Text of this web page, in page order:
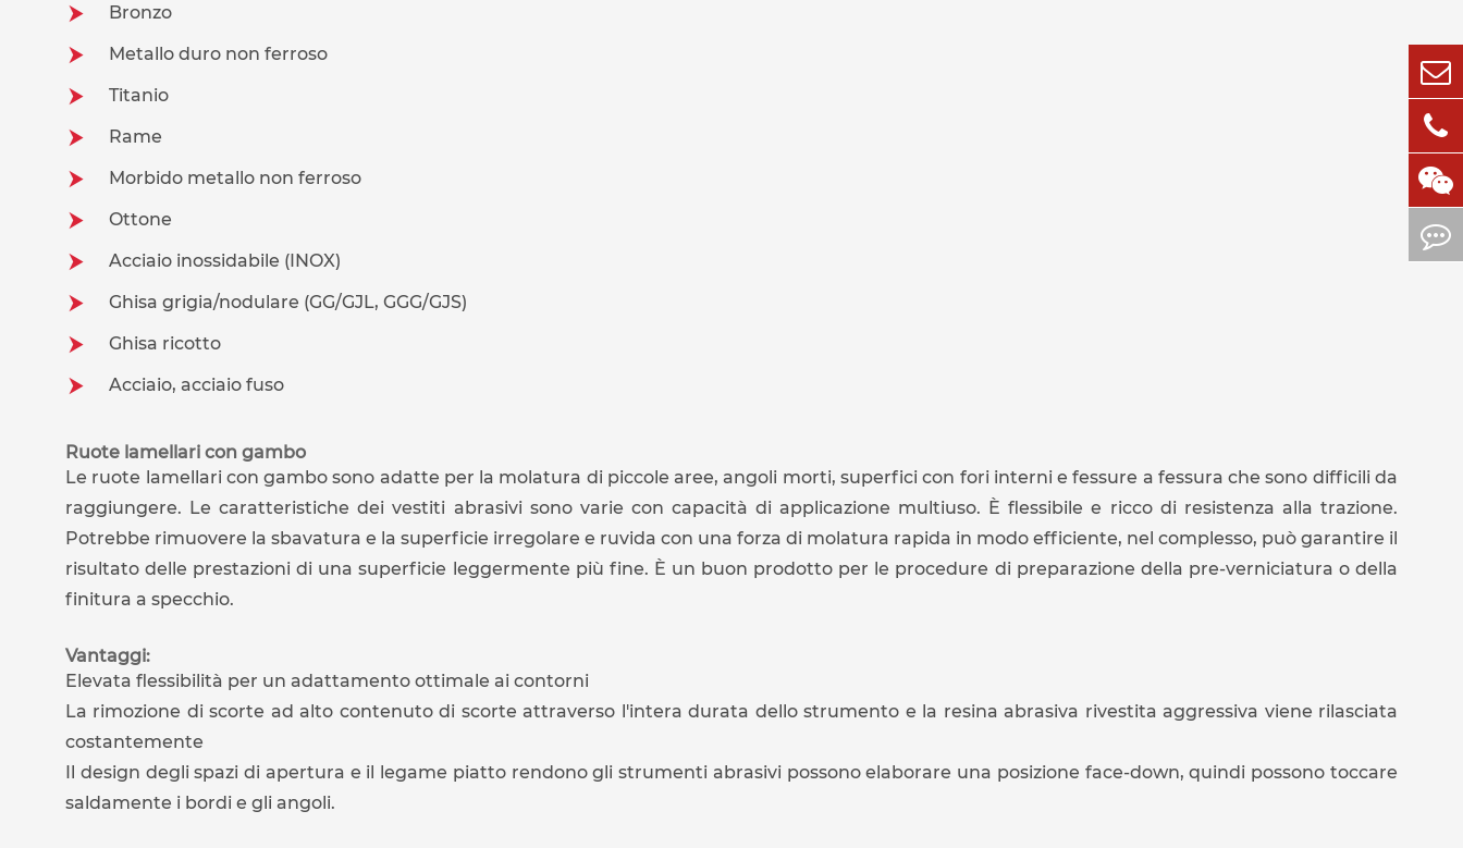
Bronzo
Metallo duro non ferroso
Titanio
Rame
Morbido metallo non ferroso
Ottone
Acciaio inossidabile (INOX)
Ghisa grigia/nodulare (GG/GJL, GGG/GJS)
Ghisa ricotto
Acciaio, acciaio fuso
Ruote lamellari con gambo
Le ruote lamellari con gambo sono adatte per la molatura di piccole aree, angoli morti, superfici con fori interni e fessure a fessura che sono difficili da
raggiungere. Le caratteristiche dei vestiti abrasivi sono varie con capacità di applicazione multiuso. È flessibile e ricco di resistenza alla trazione.
Potrebbe rimuovere la sbavatura e la superficie irregolare e ruvida con una forza di molatura rapida in modo efficiente, nel complesso, può garantire il
risultato delle prestazioni di una superficie leggermente più fine. È un buon prodotto per le procedure di preparazione della pre-verniciatura o della
finitura a specchio.
Vantaggi:
Elevata flessibilità per un adattamento ottimale ai contorni
La rimozione di scorte ad alto contenuto di scorte attraverso l'intera durata dello strumento e la resina abrasiva rivestita aggressiva viene rilasciata
costantemente
Il design degli spazi di apertura e il legame piatto rendono gli strumenti abrasivi possono elaborare una posizione face-down, quindi possono toccare
saldamente i bordi e gli angoli.